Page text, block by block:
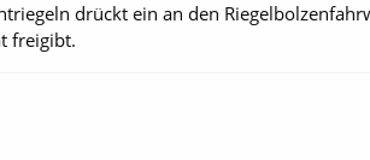
drückt ein an den
freigibt.